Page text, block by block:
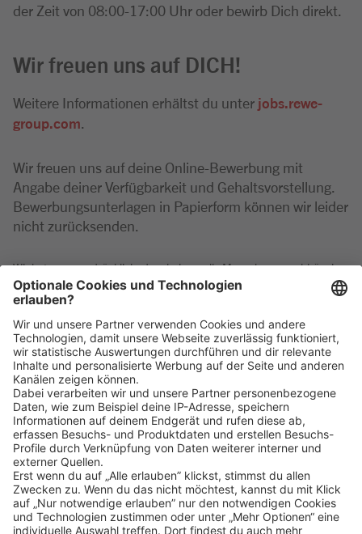
der Zeit von 08:00-17:00 Uhr oder bewirb Dich direkt.
Wir freuen uns auf DICH!
Weitere Informationen erhältst du unter jobs.rewe-
group.com
Wir freuen uns auf deine Online-Bewerbung mit
Angabe deiner Verfügbarkeit und Gehaltsvorstellung.
Bewerbungsunterlagen in Papierform können wir leider
nicht zurücksenden.
Wir betonen ausdrücklich, dass bei uns alle Menschen - unabhängig
von Geschlecht/geschlechtlicher Identität, ethnischer Herkunft und
Nationalität, sozialer Herkunft, Religion/Weltanschauung, körperlicher
weiterer individueller Merkmale - gleichermaßen willkommen sind.
Klickehier, um alle offenen Jobs zu sehen.
Impressum Datenschutz Privatsphäre-Einstellungen